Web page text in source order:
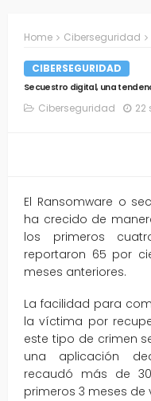
Home Ciberseguridad
CIBERSEGURIDAD
Secuestro digital, una
Ciberseguridad 22
El Ransomware o
ha crecido de
los primeros
reportaron 65 por
meses anteriores.
La facilidad para
la víctima por
este tipo de crimen
una aplicación
recaudó más de
primeros 3 meses de